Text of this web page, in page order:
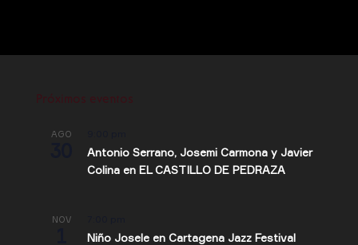
Próximos eventos
AGO
Antonio Serrano, Josemi Carmona y Javier
Colina en EL CASTILLO DE PEDRAZA
NOV
Niño Josele en Cartagena Jazz Festival